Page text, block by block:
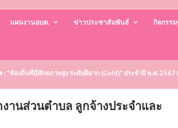
แผนงานอบต. ข่าวประชาสัมพันธ์ กิจกรรม
: "ท้องถิ่นที่มีศักยภาพสูง ระดับดีมาก (Gold)" ประจำปี พ.ศ.
นส่วนตำบล ลูกจ้างประจำและ